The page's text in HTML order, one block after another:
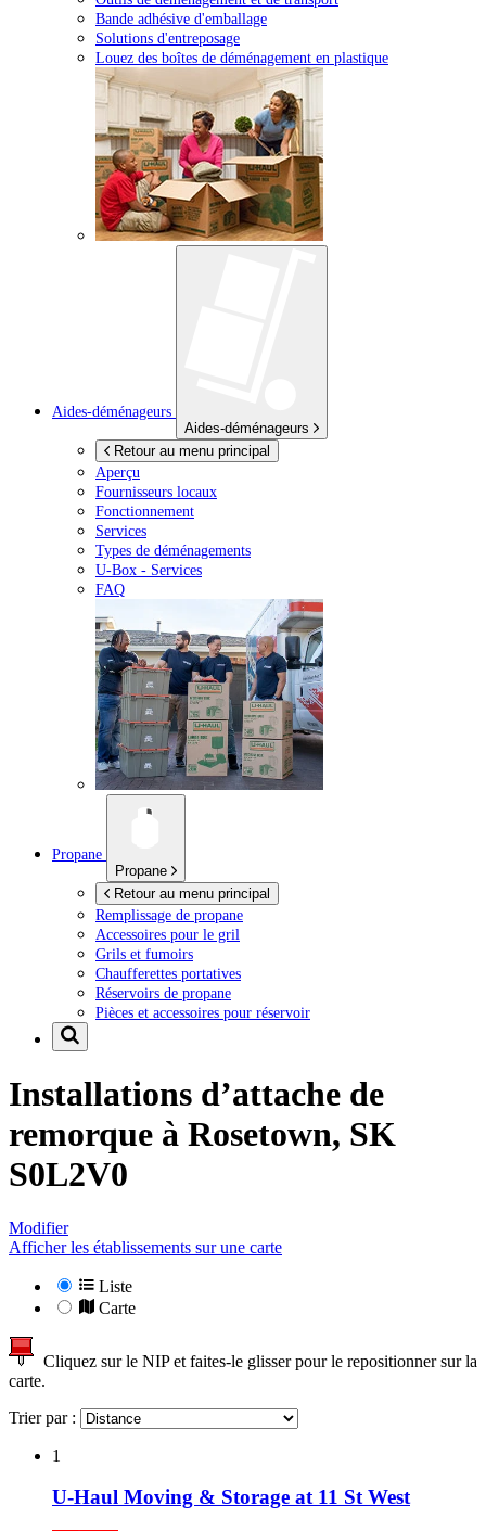
Bande adhésive d'emballage
Solutions d'entreposage
Louez des boîtes de déménagement en plastique
Aides-déménageurs
Aides-déménageurs
Retour au menu principal
Aperçu
Fournisseurs locaux
Fonctionnement
Services
Types de déménagements
U-Box - Services
FAQ
Propane
Propane
Retour au menu principal
Remplissage de propane
Accessoires pour le gril
Grils et fumoirs
Chaufferettes portatives
Réservoirs de propane
Pièces et accessoires pour réservoir
Installations d’attache de
remorque à Rosetown, SK
S0L2V0
Modifier
Afficher les établissements sur une carte
Liste
Carte
Cliquez sur le NIP et faites-le glisser pour le repositionner sur la
carte.
Trier par :
1
U-Haul Moving & Storage at 11 St West